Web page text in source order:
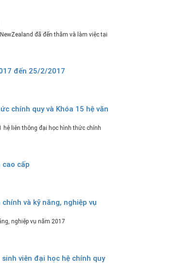
đã đến thăm và làm việc tại
đến 25/2/2017
chính quy và Khóa 15 hệ văn
liên thông đại học hình thức chính
cao cấp
và kỹ năng, nghiệp vụ
nghiệp vụ năm 2017
viên đại học hệ chính quy